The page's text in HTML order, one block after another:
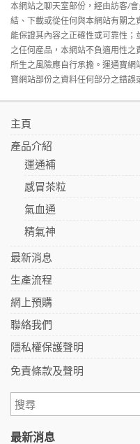
本網站之聊天室部份，經由訪客/
結、下載或從任何與本網站有關
能保證其內容之正確性或可靠性
之任何産品，本網站不負適用性之
所生之風險應自行承擔。運通寶
寶網站部份之資料任何部分之錯誤
主頁
產品介紹
運通補
感冒茶粒
氣血通
精氣神
最新消息
生產流程
網上預購
聯絡我們
隱私權保護聲明
免責條款及聲明
最新消息